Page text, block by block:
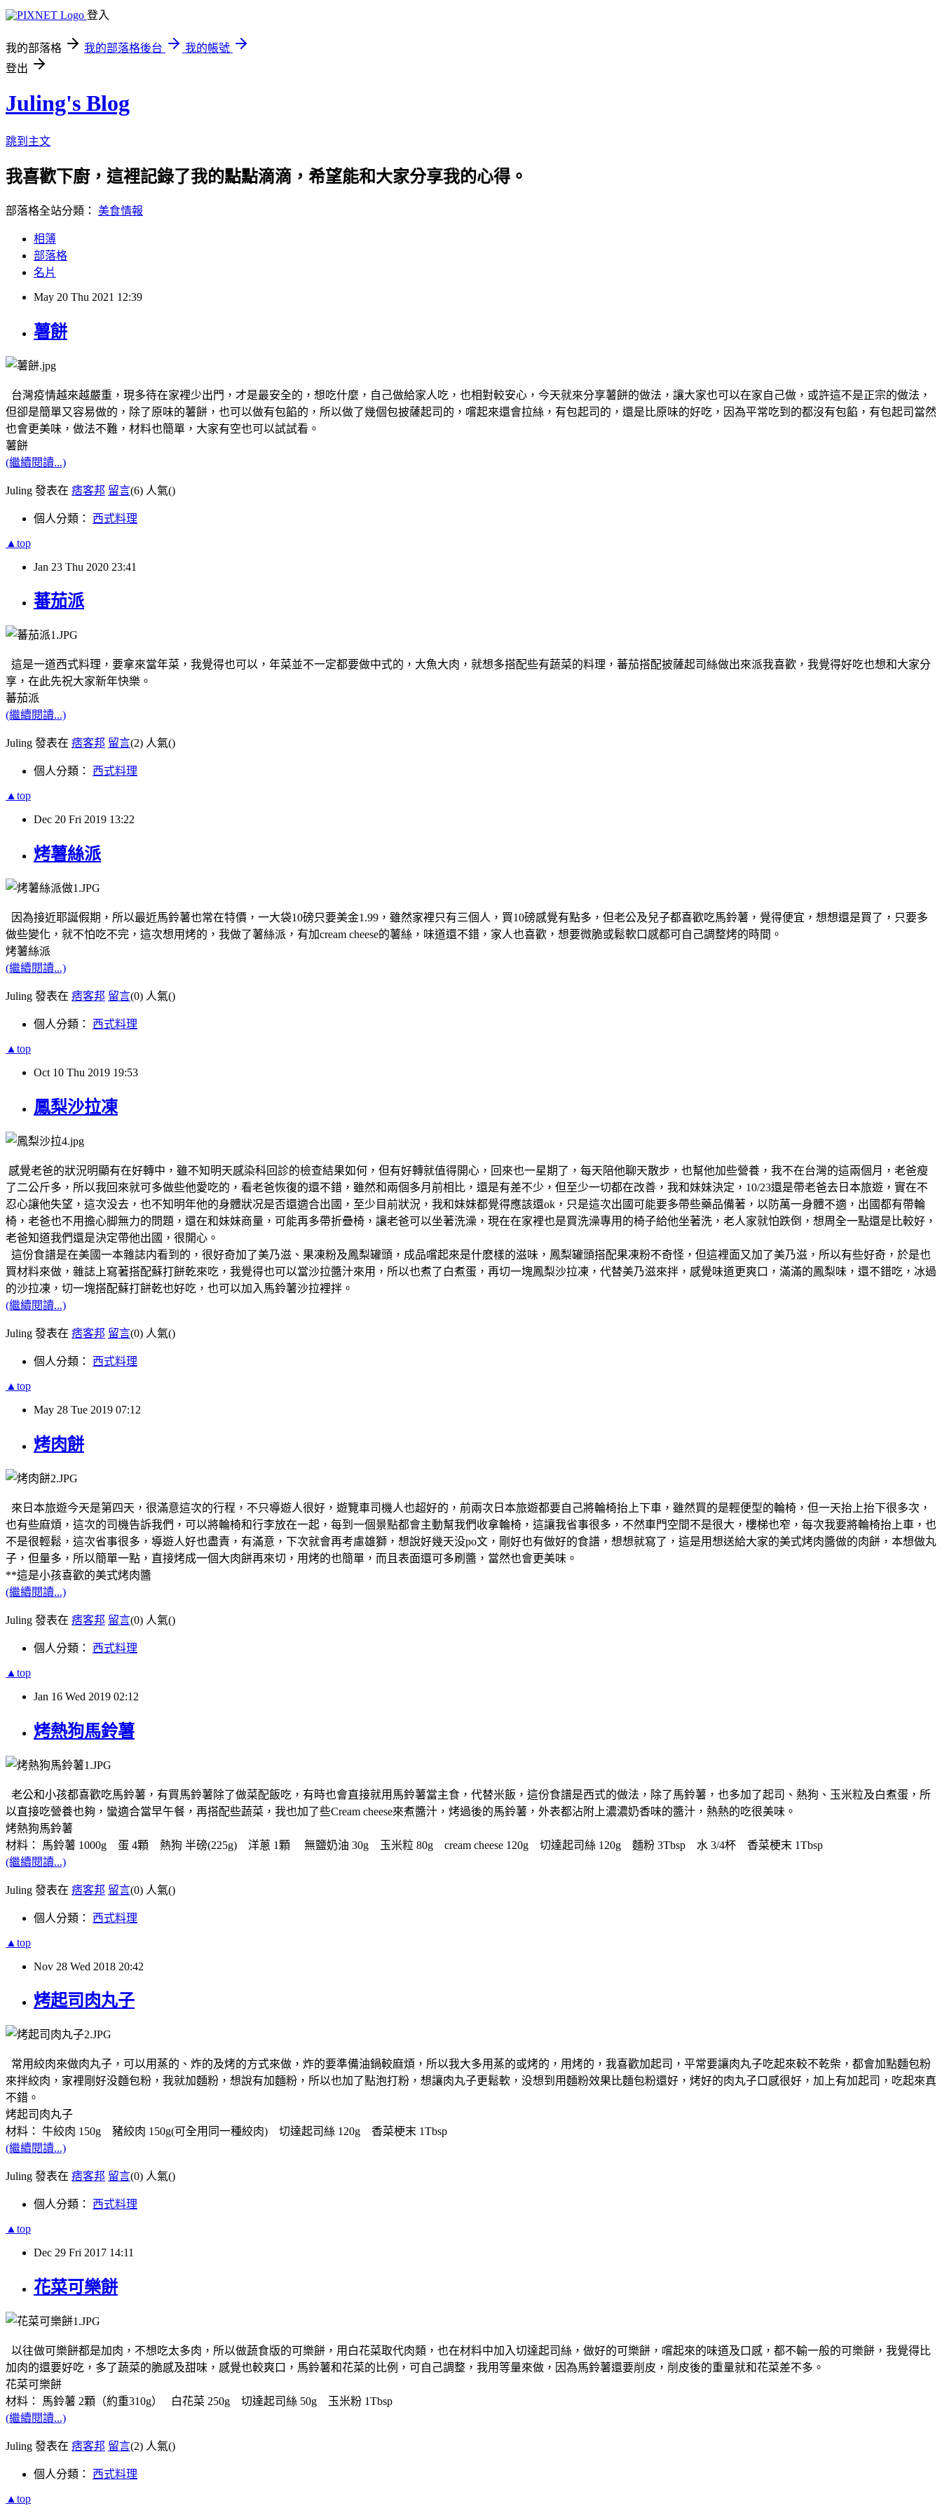
登入
我的部落格 我的部落格後台
我的帳號
登出
Juling's Blog
跳到主文
我喜歡下廚，這裡記錄了我的點點滴滴，希望能和大家分享我的心得。
部落格全站分類： 美食情報
相簿
部落格
名片
May 20 Thu 2021 12:39
薯餅
台灣疫情越來越嚴重，現多待在家裡少出門，才是最安全的，想吃什麼，自己做給家人吃，也相對較安心，今天就來分享薯餅的做法，讓大家也可以在家自己做，或許這不是正宗的做法，
但卻是簡單又容易做的，除了原味的薯餅，也可以做有包餡的，所以做了幾個包披薩起司的，嚐起來還會拉絲，有包起司的，還是比原味的好吃，因為平常吃到的都沒有包餡，有包起司當然
也會更美味，做法不難，材料也簡單，大家有空也可以試試看。
薯餅
(繼續閱讀...)
Juling 發表在 痞客邦 留言(6) 人氣()
個人分類： 西式料理
▲top
Jan 23 Thu 2020 23:41
蕃茄派
這是一道西式料理，要拿來當年菜，我覺得也可以，年菜並不一定都要做中式的，大魚大肉，就想多搭配些有蔬菜的料理，蕃茄搭配披薩起司絲做出來派我喜歡，我覺得好吃也想和大家分
享，在此先祝大家新年快樂。
蕃茄派
(繼續閱讀...)
Juling 發表在 痞客邦 留言(2) 人氣()
個人分類： 西式料理
▲top
Dec 20 Fri 2019 13:22
烤薯絲派
因為接近耶誕假期，所以最近馬鈴薯也常在特價，一大袋10磅只要美金1.99，雖然家裡只有三個人，買10磅感覺有點多，但老公及兒子都喜歡吃馬鈴薯，覺得便宜，想想還是買了，只要多
做些變化，就不怕吃不完，這次想用烤的，我做了薯絲派，有加cream cheese的薯絲，味道還不錯，家人也喜歡，想要微脆或鬆軟口感都可自己調整烤的時間。
烤薯絲派
(繼續閱讀...)
Juling 發表在 痞客邦 留言(0) 人氣()
個人分類： 西式料理
▲top
Oct 10 Thu 2019 19:53
鳳梨沙拉凍
感覺老爸的狀況明顯有在好轉中，雖不知明天感染科回診的檢查結果如何，但有好轉就值得開心，回來也一星期了，每天陪他聊天散步，也幫他加些營養，我不在台灣的這兩個月，老爸瘦
了二公斤多，所以我回來就可多做些他愛吃的，看老爸恢復的還不錯，雖然和兩個多月前相比，還是有差不少，但至少一切都在改善，我和妹妹決定，10/23還是帶老爸去日本旅遊，實在不
忍心讓他失望，這次没去，也不知明年他的身體狀况是否還適合出國，至少目前狀況，我和妹妹都覺得應該還ok，只是這次出國可能要多帶些藥品備著，以防萬一身體不適，出國都有帶輪
椅，老爸也不用擔心脚無力的問題，還在和妹妹商量，可能再多帶折疊椅，讓老爸可以坐著洗澡，現在在家裡也是買洗澡專用的椅子給他坐著洗，老人家就怕跌倒，想周全一點還是比較好，
老爸知道我們還是決定帶他出國，很開心。
這份食譜是在美國一本雜誌内看到的，很好奇加了美乃滋、果凍粉及鳳梨罐頭，成品嚐起來是什麽樣的滋味，鳳梨罐頭搭配果凍粉不奇怪，但這裡面又加了美乃滋，所以有些好奇，於是也
買材料來做，雜誌上寫著搭配蘇打餅乾來吃，我覺得也可以當沙拉醬汁來用，所以也煮了白煮蛋，再切一塊鳳梨沙拉凍，代替美乃滋來拌，感覺味道更爽口，滿滿的鳳梨味，還不錯吃，冰過
的沙拉凍，切一塊搭配蘇打餅乾也好吃，也可以加入馬鈴薯沙拉裡拌。
(繼續閱讀...)
Juling 發表在 痞客邦 留言(0) 人氣()
個人分類： 西式料理
▲top
May 28 Tue 2019 07:12
烤肉餅
來日本旅遊今天是第四天，很滿意這次的行程，不只導遊人很好，遊覽車司機人也超好的，前兩次日本旅遊都要自己將輪椅抬上下車，雖然買的是輕便型的輪椅，但一天抬上抬下很多次，
也有些麻煩，這次的司機告訴我們，可以將輪椅和行李放在一起，每到一個景點都會主動幫我們收拿輪椅，這讓我省事很多，不然車門空間不是很大，樓梯也窄，每次我要將輪椅抬上車，也
不是很輕鬆，這次省事很多，導遊人好也盡責，有滿意，下次就會再考慮雄獅，想說好幾天没po文，剛好也有做好的食譜，想想就寫了，這是用想送給大家的美式烤肉醬做的肉餅，本想做丸
子，但量多，所以簡單一點，直接烤成一個大肉餅再來切，用烤的也簡單，而且表面還可多刷醬，當然也會更美味。
**這是小孩喜歡的美式烤肉醬
(繼續閱讀...)
Juling 發表在 痞客邦 留言(0) 人氣()
個人分類： 西式料理
▲top
Jan 16 Wed 2019 02:12
烤熱狗馬鈴薯
老公和小孩都喜歡吃馬鈴薯，有買馬鈴薯除了做菜配飯吃，有時也會直接就用馬鈴薯當主食，代替米飯，這份食譜是西式的做法，除了馬鈴薯，也多加了起司、熱狗、玉米粒及白煮蛋，所
以直接吃營養也夠，蠻適合當早午餐，再搭配些蔬菜，我也加了些Cream cheese來煮醬汁，烤過後的馬鈴薯，外表都沾附上濃濃奶香味的醬汁，熱熱的吃很美味。
烤熱狗馬鈴薯
材料： 馬鈴薯 1000g 蛋 4顆 熱狗 半磅(225g) 洋蔥 1顆 無鹽奶油 30g 玉米粒 80g cream cheese 120g 切達起司絲 120g 麵粉 3Tbsp 水 3/4杯 香菜梗末 1Tbsp
(繼續閱讀...)
Juling 發表在 痞客邦 留言(0) 人氣()
個人分類： 西式料理
▲top
Nov 28 Wed 2018 20:42
烤起司肉丸子
常用絞肉來做肉丸子，可以用蒸的、炸的及烤的方式來做，炸的要準備油鍋較麻煩，所以我大多用蒸的或烤的，用烤的，我喜歡加起司，平常要讓肉丸子吃起來較不乾柴，都會加點麵包粉
來拌絞肉，家裡剛好没麵包粉，我就加麵粉，想說有加麵粉，所以也加了點泡打粉，想讓肉丸子更鬆軟，没想到用麵粉效果比麵包粉還好，烤好的肉丸子口感很好，加上有加起司，吃起來真
不錯。
烤起司肉丸子
材料： 牛絞肉 150g 豬絞肉 150g(可全用同一種絞肉) 切達起司絲 120g 香菜梗末 1Tbsp
(繼續閱讀...)
Juling 發表在 痞客邦 留言(0) 人氣()
個人分類： 西式料理
▲top
Dec 29 Fri 2017 14:11
花菜可樂餅
以往做可樂餅都是加肉，不想吃太多肉，所以做蔬食版的可樂餅，用白花菜取代肉類，也在材料中加入切達起司絲，做好的可樂餅，嚐起來的味道及口感，都不輸一般的可樂餅，我覺得比
加肉的還要好吃，多了蔬菜的脆感及甜味，感覺也較爽口，馬鈴薯和花菜的比例，可自己調整，我用等量來做，因為馬鈴薯還要削皮，削皮後的重量就和花菜差不多。
花菜可樂餅
材料： 馬鈴薯 2顆（約重310g） 白花菜 250g 切達起司絲 50g 玉米粉 1Tbsp
(繼續閱讀...)
Juling 發表在 痞客邦 留言(2) 人氣()
個人分類： 西式料理
▲top